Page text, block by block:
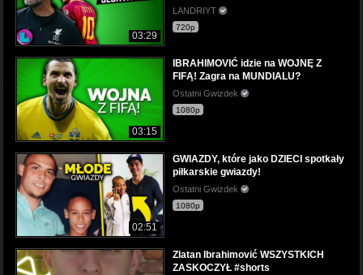
03:29
LANDRIYT
720p
03:15
IBRAHIMOVIĆ idzie na WOJNĘ Z
FIFĄ! Zagra na MUNDIALU?
Ostatni Gwizdek
1080p
02:51
GWIAZDY, które jako DZIECI spotkały
piłkarskie gwiazdy!
Ostatni Gwizdek
1080p
Zlatan Ibrahimović WSZYSTKICH
ZASKOCZYŁ #shorts